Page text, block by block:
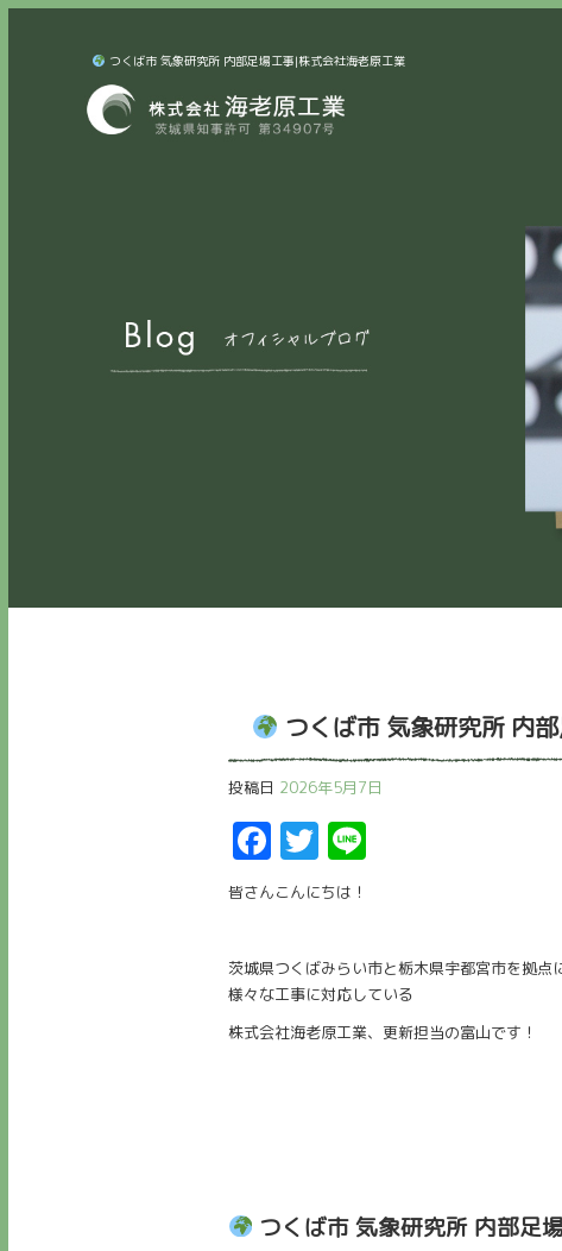
つくば市 気象研究所 内部足場工事|株式会社海老原工業
つくば市 気象研究所 内
投稿日 2026年5月7日
Facebook
Twitter
皆さんこんにちは！
茨城県つくばみらい市と栃木県宇都宮市を拠点
様々な工事に対応している
株式会社海老原工業、更新担当の富山です！
つくば市 気象研究所 内部足